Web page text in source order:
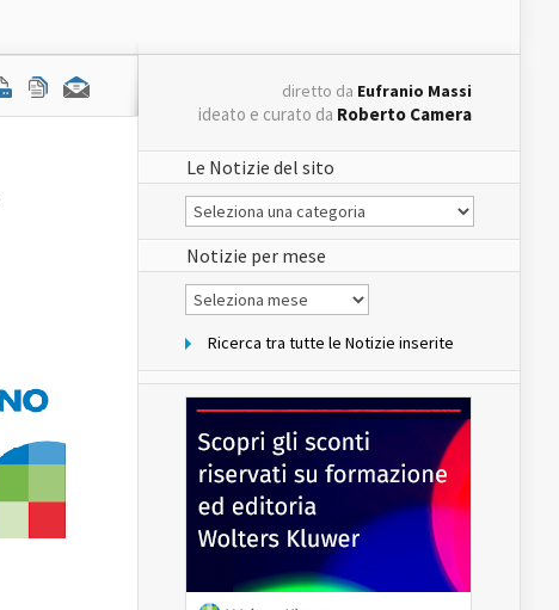
diretto da Eufranio Massi
ideato e curato da Roberto Camera
Le Notizie del sito
Le
Notizie
del
sito
Notizie per mese
Notizie
per
Ricerca tra tutte le Notizie inserite